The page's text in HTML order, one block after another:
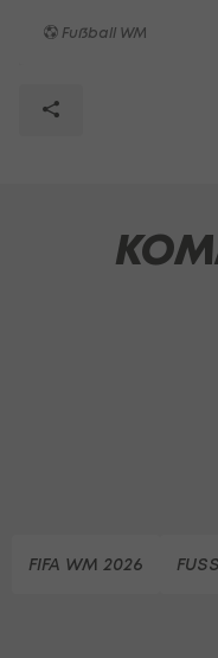
Fußball WM
FIFA WM 2026